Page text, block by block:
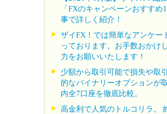
「FXのキャンペーンおすすめ
事で詳しく紹介！
ザイFX！では簡単なアンケー
っております。お手数おかけ
力をお願いいたします！
少額から取引可能で損失や取
的なバイナリーオプションが
内全7口座を徹底比較。
高金利で人気のトルコリラ。